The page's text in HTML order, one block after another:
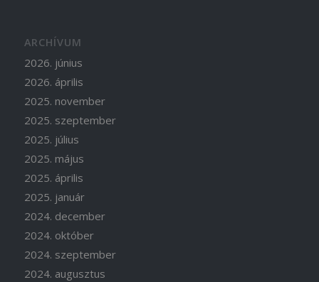
ARCHÍVUM
2026. június
2026. április
2025. november
2025. szeptember
2025. július
2025. május
2025. április
2025. január
2024. december
2024. október
2024. szeptember
2024. augusztus